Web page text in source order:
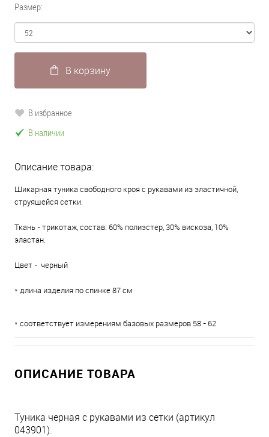
Размер:
В корзину
В избранное
В наличии
Описание товара:
Шикарная туника свободного кроя с рукавами из эластичной,
струящейся сетки.
Ткань - трикотаж, состав: 60% полиэстер, 30% вискоза, 10%
эластан.
Цвет - черный
* длина изделия по спинке 87 см
* соответствует измерениям базовых размеров 58 - 62
ОПИСАНИЕ ТОВАРА
Туника черная с рукавами из сетки (артикул
043901).